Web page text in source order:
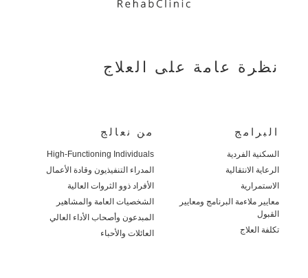
نظرة عامة على العلاج
البرامج
السكنية الفردية
الرعاية الانتقالية
الاستمرارية
معايير ملاءمة البرنامج ومعايير
القبول
تكلفة العلاج
من نعالج
High-Functioning Individuals
المدراء التنفيذيون وقادة الأعمال
الأفراد ذوو الثروات العالية
الشخصيات العامة والمشاهير
المبدعون وأصحاب الأداء العالي
العائلات والأحباء